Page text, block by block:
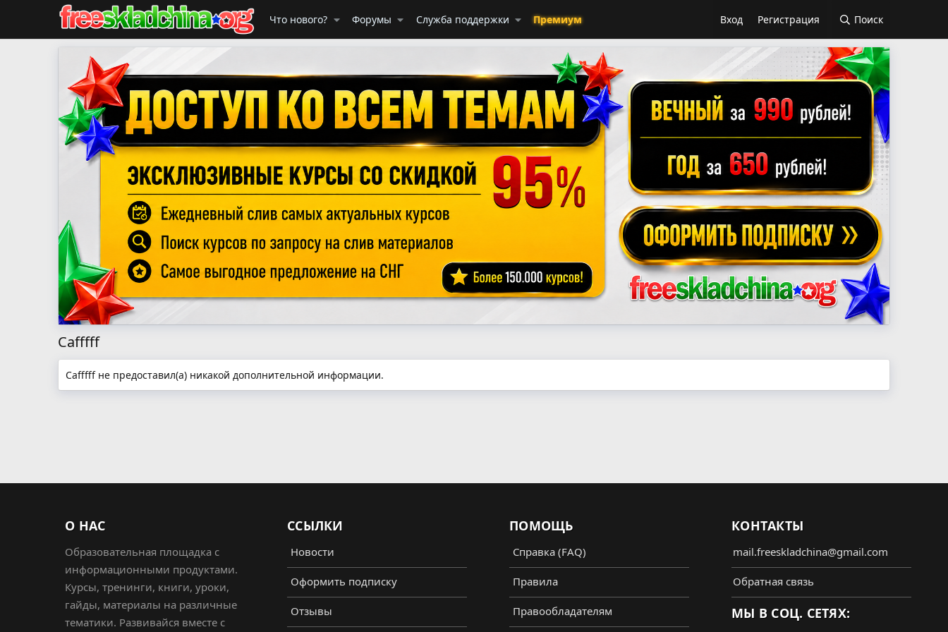
Что нового? Форумы Служба поддержки Премиум Вход Регистрация Поиск
Cafffff
Cafffff не предоставил(а) никакой дополнительной информации.
О НАС
Образовательная площадка с
информационными продуктами.
Курсы, тренинги, книги, уроки,
гайды, материалы на различные
тематики. Развивайся вместе с
ССЫЛКИ
Новости
Оформить подписку
Отзывы
ПОМОЩЬ
Справка (FAQ)
Правила
Правообладателям
КОНТАКТЫ
mail.freeskladchina@gmail.com
Обратная связь
МЫ В СОЦ. СЕТЯХ: